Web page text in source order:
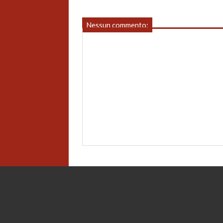
Nessun commento: